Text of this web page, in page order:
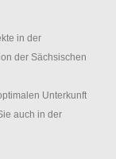
in der
der Sächsischen
Unterkunft
auch in der